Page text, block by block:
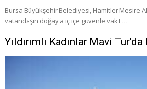
Bursa Büyükşehir Belediyesi, Hamitler Mesire
vatandaşın doğayla iç içe güvenle vakit …
Yıldırımlı Kadınlar Mavi